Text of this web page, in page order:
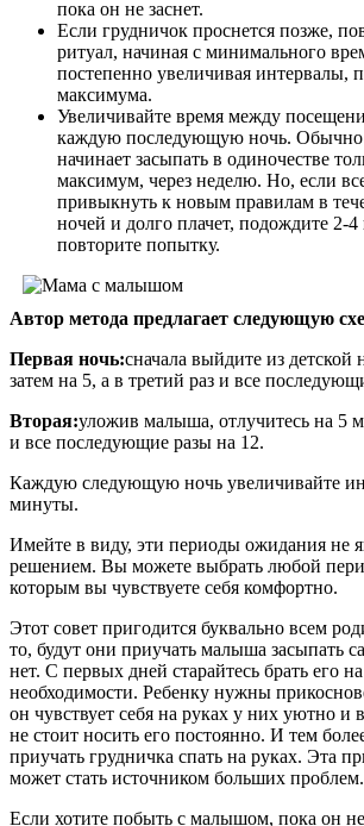
пока он не заснет.
Если грудничок проснется позже,
ритуал, начиная с минимального
постепенно увеличивая интервалы,
максимума.
Увеличивайте время между
каждую последующую ночь. Обычно
начинает засыпать в одиночестве
максимум, через неделю. Но, если
привыкнуть к новым правилам в
ночей и долго плачет, подождите 2-4
повторите попытку.
Автор метода предлагает следующую
Первая ночь:сначала выйдите из
затем на 5, а в третий раз и все
Вторая:уложив малыша, отлучитесь на 5
и все последующие разы на 12.
Каждую следующую ночь увеличивайте
минуты.
Имейте в виду, эти периоды ожидания не
решением. Вы можете выбрать любой
которым вы чувствуете себя комфортно.
Этот совет пригодится буквально всем
то, будут они приучать малыша засыпать
нет. С первых дней старайтесь брать его
необходимости. Ребенку нужны
он чувствует себя на руках у них уютно и
не стоит носить его постоянно. И тем
приучать грудничка спать на руках. Эта
может стать источником больших проблем.
Если хотите побыть с малышом, пока он не